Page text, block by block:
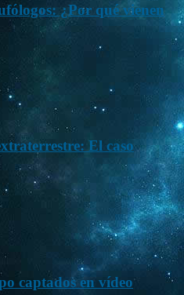
¿Por qué vienen
El caso
captados en vídeo